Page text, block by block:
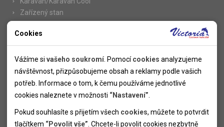
Zařízený stan
Informace
Novinky
Kolektivy
SUPER FIRST MINUTE
Informace k letním pobytům
Informace o letecké dopravě
Cookies
Vážíme si vašeho soukromí . Pomocícookies analyzujeme
návštěvnost, přizpůsobujeme obsah a reklamy podle vašich
potřeb. Informace o tom, k čemu používáme jednotlivé
cookies naleznete v možnosti “Nastavení”
Pokud souhlasíte s přijetím všech cookies, můžete to potvrdit
tlačítkem “Povolit vše” . Chcete-li povolit cookies nezbytně
Nutné cookies pomáhají, aby byla webová stránka použitelná
tak, že umožní základní funkce jako navigace stránky a
přístup k zabezpečeným sekcím webové stránky. Webová
stránka nemůže správně fungovat bez těchto cookies.
Analytické cookies